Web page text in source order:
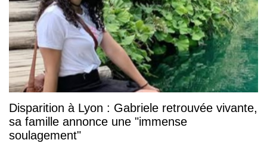
Disparition à Lyon : Gabriele retrouvée vivante,
sa famille annonce une "immense
soulagement"